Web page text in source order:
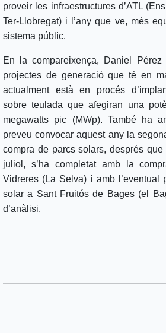
proveir les infraestructures d’ATL
Ter-Llobregat) i l’any que ve, més
sistema públic.
En la compareixença, Daniel
projectes de generació que té en
actualment està en procés
sobre teulada que afegiran una
megawatts pic (MWp). També ha
preveu convocar aquest any la
compra de parcs solars, després
juliol, s’ha completat amb la
Vidreres (La Selva) i amb l’eventual
solar a Sant Fruitós de Bages (el
d’anàlisi.